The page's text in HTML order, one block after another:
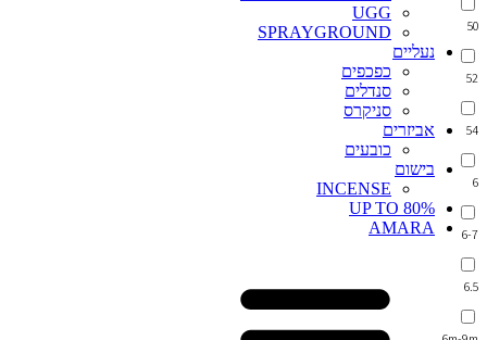
50
52
54
6
6-7
6.5
UGG
SPRAYGROUND
נעליים
כפכפים
סנדלים
סניקרס
אביזרים
כובעים
בישום
INCENSE
UP TO 80%
AMARA